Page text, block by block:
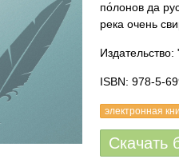
по́лонов да
река очень
ISBN: 978-5-
электронная
Скачать